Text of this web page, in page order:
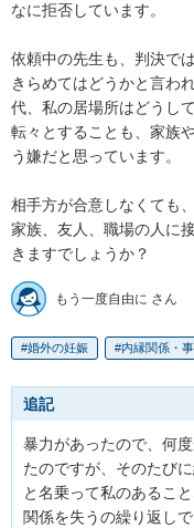
なに拒否しています。
依頼中の先生も、判決で
きらめてはどうかと言わ
代、私の居場所はどうし
転々とすることも、家族
う嫌だと思っています。
相手方が合意しなくても
家族、友人、職場の人に
きますでしょうか？
もう一度自由に さん
婚外の妊娠 内縁関係・
追記
暴力があったので、何
たのですが、そのたび
と名乗って私のあるこ
関係を失うの繰り返し